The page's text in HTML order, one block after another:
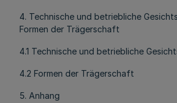
4. Technische und betriebliche
Formen der Trägerschaft
4.1 Technische und betriebliche
4.2 Formen der Trägerschaft
5. Anhang